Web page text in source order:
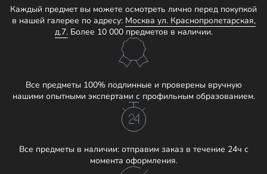
Каждый предмет вы можете осмотреть лично перед покупкой
в нашей галерее по адресу: Москва ул. Краснопролетарская,
д.7.Более 10 000 предметов в наличии.
Все предметы 100% подлинные и проверены вручную
нашими опытными экспертами с профильным образованием.
Все предметы в наличии: отправим заказ в течение 24ч с
момента оформления.